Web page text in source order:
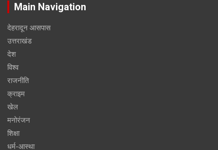
Main Navigation
देहरादून आसपास
उत्तराखंड
देश
विश्व
राजनीति
क्राइम
खेल
मनोरंजन
शिक्षा
धर्म-आस्था